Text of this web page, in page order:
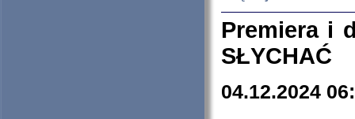
Premiera i
SŁYCHAĆ
04.12.2024